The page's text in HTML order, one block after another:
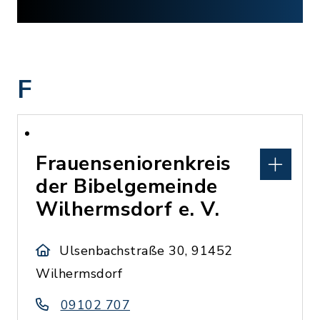
F
Frauenseniorenkreis
der Bibelgemeinde
Wilhermsdorf e. V.
Ulsenbachstraße 30, 91452
Wilhermsdorf
09102 707